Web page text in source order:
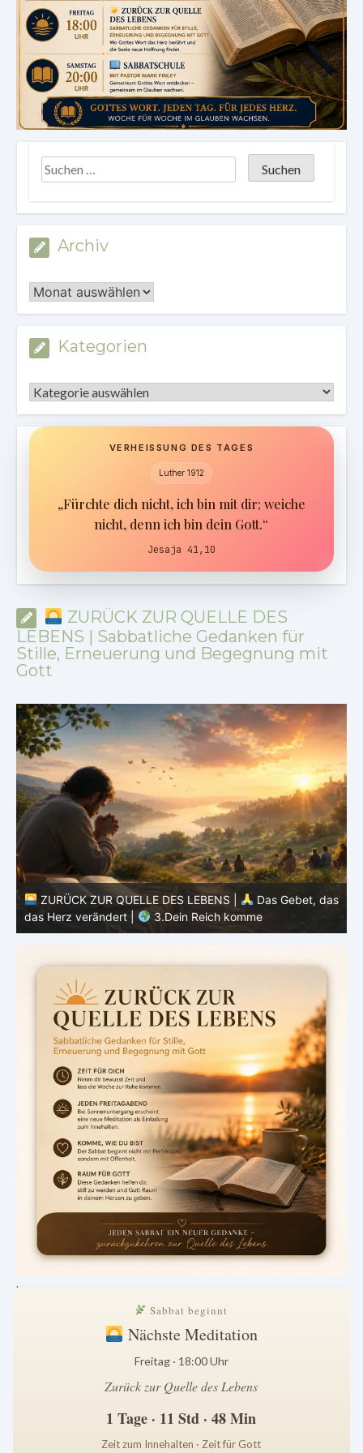
Archiv
Archiv
Kategorien
Kategorien
VERHEISSUNG DES TAGES
Luther 1912
„Fürchte dich nicht, ich bin mit dir; weiche
nicht, denn ich bin dein Gott.“
Jesaja 41,10
ZURÜCK ZUR QUELLE DES
LEBENS | Sabbatliche Gedanken für
Stille, Erneuerung und Begegnung mit
Gott
ZURÜCK ZUR QUELLE DES LEBENS |
Das Gebet, das
das Herz verändert |
2.Geheiligt werde dein Name
.
Sabbat beginnt
Nächste Meditation
Freitag · 18:00 Uhr
Zurück zur Quelle des Lebens
1 Tage · 11 Std · 48 Min
Zeit zum Innehalten · Zeit für Gott